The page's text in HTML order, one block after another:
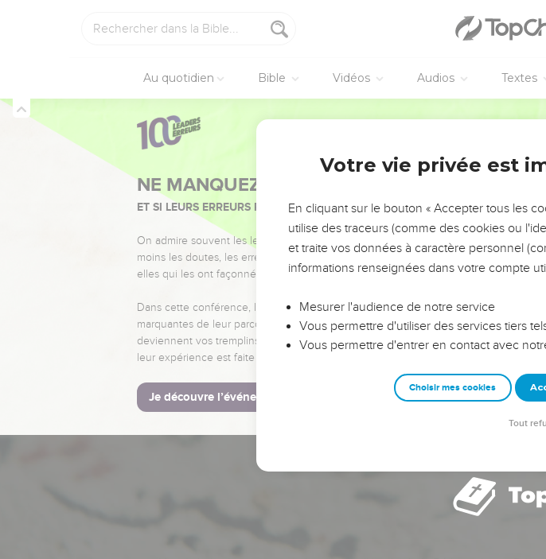
Au quotidien Bible Vidéos Audios Textes
NE MANQUEZ PAS L’ÉVÉNEMENT DE L’ANNÉE !
ET SI LEURS ERREURS POUVAIENT VOUS ÉVITER LES VOTRES ?
On admire souvent les leaders pour leurs réussites, leur impact, leur foi ou leur
moins les doutes, les erreurs et les saisons difficiles qu'ils ont traversés, alors même
elles qui les ont façonnés.
Dans cette conférence, leaders, entrepreneurs, et responsables reviennent sur les
marquantes de leur parcours et les clés pour avancer avec plus de sagesse afin
deviennent vos tremplins. Que vous guidiez un ministère, une équipe, un groupe
leur expérience est faite pour vous.
Je découvre l’événement
Votre vie privée est
En cliquant sur le bouton « Accepter tous les
utilise des traceurs (comme des cookies ou
et traite vos données à caractère personnel
informations renseignées dans votre compte
Mesurer l'audience de notre service
Vous permettre d'utiliser des services tiers
Vous permettre d'entrer en contact avec
Choisir mes cookies
Tout